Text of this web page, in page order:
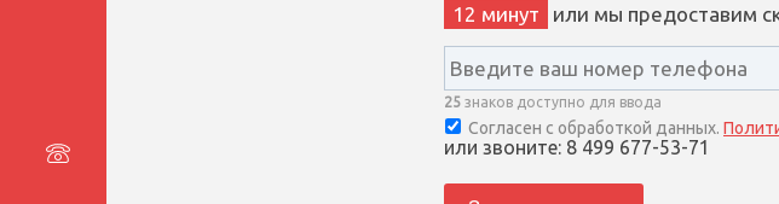
12 минут
или мы предоставим
25 знаков доступно для ввода
Согласен с обработкой данных.
или звоните: 8 499 677-53-71